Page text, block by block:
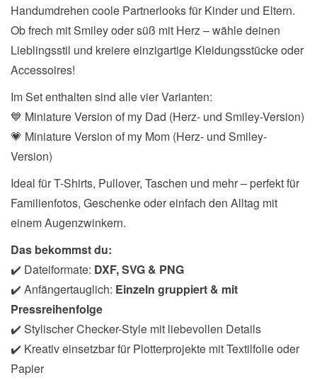
Handumdrehen coole Partnerlooks für Kinder und Eltern.
Ob frech mit Smiley oder süß mit Herz – wähle deinen
Lieblingsstil und kreiere einzigartige Kleidungsstücke oder
Accessoires!
Im Set enthalten sind alle vier Varianten:
💙 Miniature Version of my Dad (Herz- und Smiley-Version)
💗 Miniature Version of my Mom (Herz- und Smiley-
Version)
Ideal für T-Shirts, Pullover, Taschen und mehr – perfekt für
Familienfotos, Geschenke oder einfach den Alltag mit
einem Augenzwinkern.
Das bekommst du:
✔️ Dateiformate: DXF, SVG & PNG
✔️ Anfängertauglich: Einzeln gruppiert & mit
Pressreihenfolge
✔️ Stylischer Checker-Style mit liebevollen Details
✔️ Kreativ einsetzbar für Plotterprojekte mit Textilfolie oder
Papier